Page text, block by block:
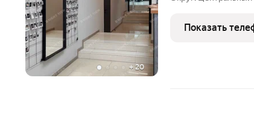
+ 20
- Класс: B+; -
03; -
Показать